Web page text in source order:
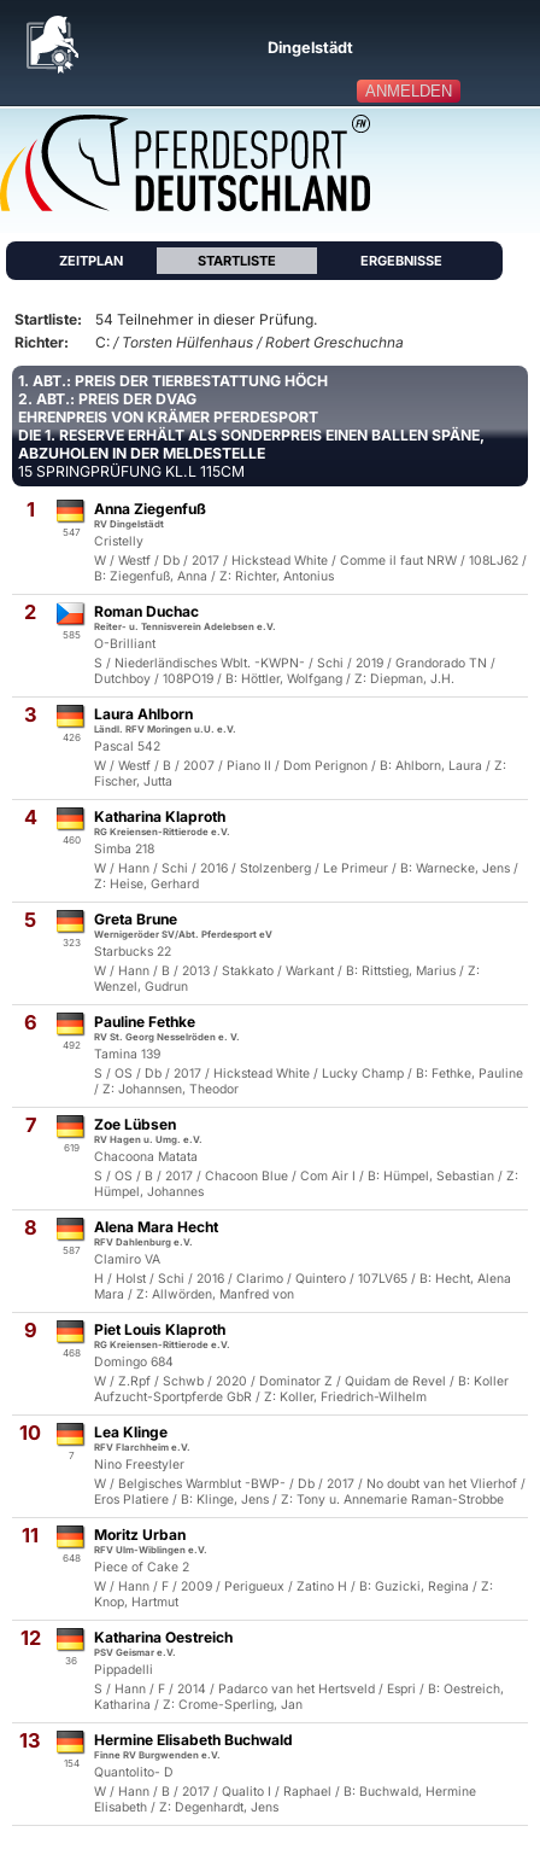
ANMELDEN
Dingelstädt
ZEITPLAN STARTLISTE ERGEBNISSE
Startliste:
54 Teilnehmer in dieser Prüfung.
Richter:
C: / Torsten Hülfenhaus / Robert Greschuchna
1. ABT.: PREIS DER TIERBESTATTUNG HÖCH
2. ABT.: PREIS DER DVAG
EHRENPREIS VON KRÄMER PFERDESPORT
DIE 1. RESERVE ERHÄLT ALS SONDERPREIS EINEN BALLEN SPÄNE,
ABZUHOLEN IN DER MELDESTELLE
15 SPRINGPRÜFUNG KL.L 115CM
1
547
Anna Ziegenfuß
RV Dingelstädt
Cristelly
W / Westf / Db / 2017 / Hickstead White / Comme il faut NRW / 108LJ62 /
B: Ziegenfuß, Anna / Z: Richter, Antonius
2
585
Roman Duchac
Reiter- u. Tennisverein Adelebsen e.V.
O-Brilliant
S / Niederländisches Wblt. -KWPN- / Schi / 2019 / Grandorado TN /
Dutchboy / 108PO19 / B: Höttler, Wolfgang / Z: Diepman, J.H.
3
426
Laura Ahlborn
Ländl. RFV Moringen u.U. e.V.
Pascal 542
W / Westf / B / 2007 / Piano II / Dom Perignon / B: Ahlborn, Laura / Z:
Fischer, Jutta
4
460
Katharina Klaproth
RG Kreiensen-Rittierode e.V.
Simba 218
W / Hann / Schi / 2016 / Stolzenberg / Le Primeur / B: Warnecke, Jens /
Z: Heise, Gerhard
5
323
Greta Brune
Wernigeröder SV/Abt. Pferdesport eV
Starbucks 22
W / Hann / B / 2013 / Stakkato / Warkant / B: Rittstieg, Marius / Z:
Wenzel, Gudrun
6
492
Pauline Fethke
RV St. Georg Nesselröden e. V.
Tamina 139
S / OS / Db / 2017 / Hickstead White / Lucky Champ / B: Fethke, Pauline
/ Z: Johannsen, Theodor
7
619
Zoe Lübsen
RV Hagen u. Umg. e.V.
Chacoona Matata
S / OS / B / 2017 / Chacoon Blue / Com Air I / B: Hümpel, Sebastian / Z:
Hümpel, Johannes
8
587
Alena Mara Hecht
RFV Dahlenburg e.V.
Clamiro VA
H / Holst / Schi / 2016 / Clarimo / Quintero / 107LV65 / B: Hecht, Alena
Mara / Z: Allwörden, Manfred von
9
468
Piet Louis Klaproth
RG Kreiensen-Rittierode e.V.
Domingo 684
W / Z.Rpf / Schwb / 2020 / Dominator Z / Quidam de Revel / B: Koller
Aufzucht-Sportpferde GbR / Z: Koller, Friedrich-Wilhelm
10
7
Lea Klinge
RFV Flarchheim e.V.
Nino Freestyler
W / Belgisches Warmblut -BWP- / Db / 2017 / No doubt van het Vlierhof /
Eros Platiere / B: Klinge, Jens / Z: Tony u. Annemarie Raman-Strobbe
11
648
Moritz Urban
RFV Ulm-Wiblingen e.V.
Piece of Cake 2
W / Hann / F / 2009 / Perigueux / Zatino H / B: Guzicki, Regina / Z:
Knop, Hartmut
12
36
Katharina Oestreich
PSV Geismar e.V.
Pippadelli
S / Hann / F / 2014 / Padarco van het Hertsveld / Espri / B: Oestreich,
Katharina / Z: Crome-Sperling, Jan
13
154
Hermine Elisabeth Buchwald
Finne RV Burgwenden e.V.
Quantolito- D
W / Hann / B / 2017 / Qualito I / Raphael / B: Buchwald, Hermine
Elisabeth / Z: Degenhardt, Jens